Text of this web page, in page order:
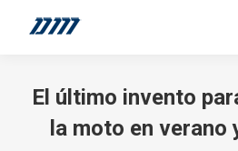
El último invento
la moto en verano